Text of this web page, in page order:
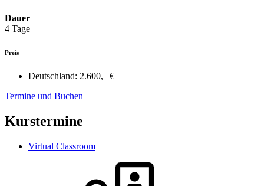
Dauer
4 Tage
Preis
Deutschland: 2.600,– €
Termine und Buchen
Kurstermine
Virtual Classroom